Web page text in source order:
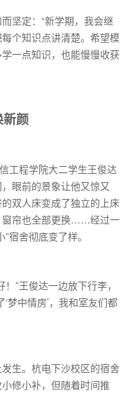
坚定：“新学期，我会继
个知识点讲清楚。希望模
一点知识，也能慢慢收获
新颜
工程学院大二学生王俊达
眼前的景象让他又惊又
双人床变成了独立的上床
窗帘也全部更换……经过一
宿舍彻底变了样。
”王俊达一边放下行李，
梦中情房’，我和室友们都
生。杭电下沙校区的宿舍
修小补，但随着时间推